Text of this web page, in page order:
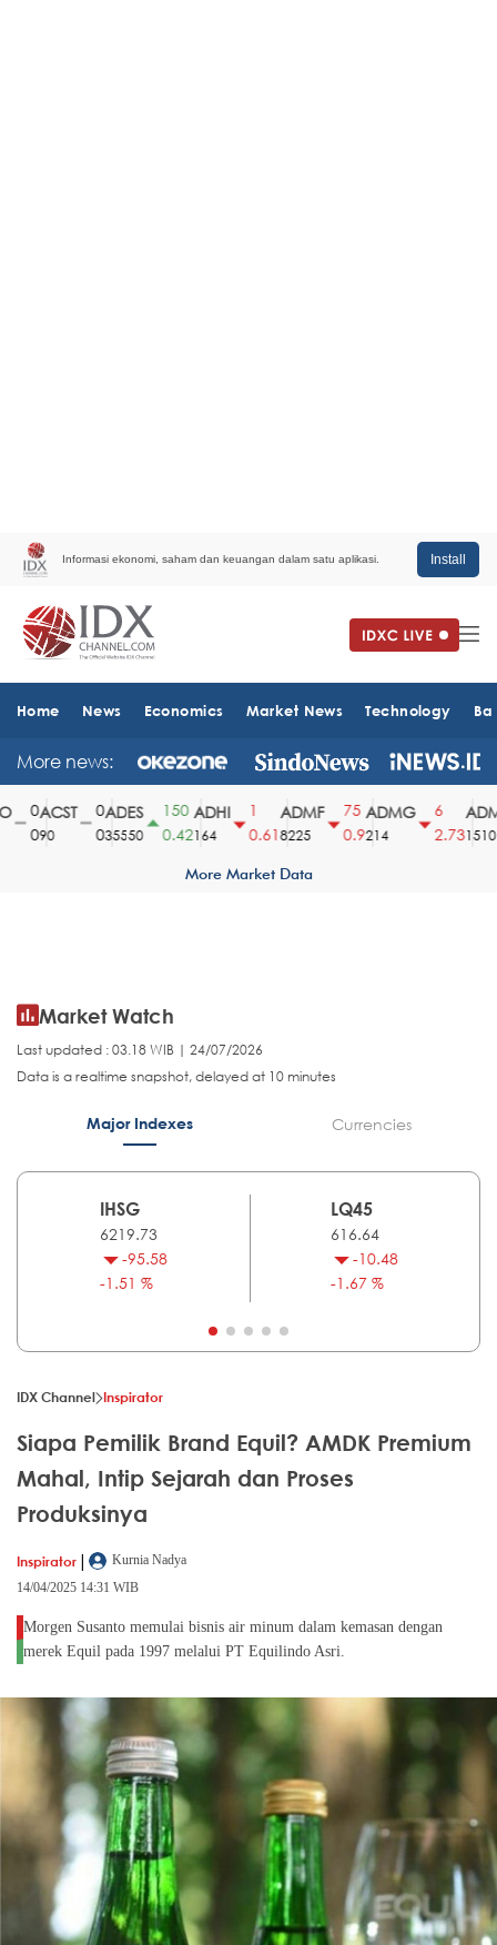
Informasi ekonomi, saham dan keuangan dalam satu aplikasi. Install
Home News Economics Market News Technology
More news:
0
ACST
90
0
ADES
35550
150
0.42
ADHI
164
1
0.61
ADMF
8225
75
0.9
ADMG
214
6
2.73
ADMR
1510
More Market Data
Market Watch
Last updated : 03.18 WIB | 24/07/2026
Data is a realtime snapshot, delayed at 10 minutes
Major Indexes Currencies
IHSG
6219.73
-95.58
-1.51 %
LQ45
616.64
-10.48
-1.67 %
IDX Channel Inspirator
Siapa Pemilik Brand Equil? AMDK Premium
Mahal, Intip Sejarah dan Proses
Produksinya
Inspirator |
Kurnia Nadya
14/04/2025 14:31 WIB
Morgen Susanto memulai bisnis air minum dalam kemasan dengan
merek Equil pada 1997 melalui PT Equilindo Asri.